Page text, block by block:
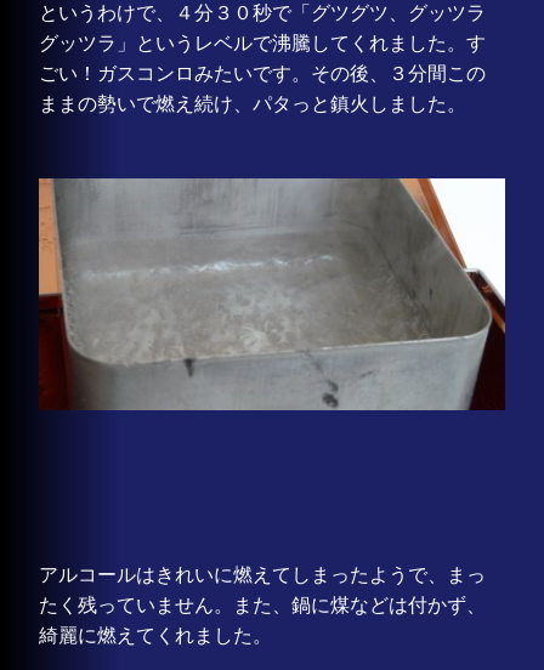
というわけで、
４分３０秒で「グツグツ、グッツラ
グッツラ」というレベルで沸騰 してくれました。す
ごい！ガスコンロみたいです。その後、３分間この
ままの勢いで燃え続け、パタっと鎮火しました。
アルコールはきれいに燃えてしまったようで、まっ
たく残っていません。また、鍋に煤などは付かず、
綺麗に燃えてくれました。